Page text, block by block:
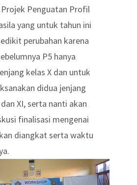
Projek Penguatan Profil
yang untuk tahun ini
perubahan karena
P5 hanya
kelas X dan untuk
didua jenjang
XI, serta nanti akan
finalisasi mengenai
diangkat serta waktu